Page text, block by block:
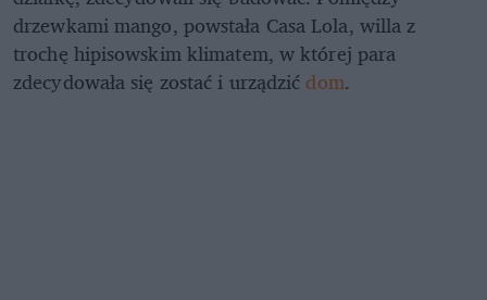
drzewkami mango, powstała Casa Lola, willa z
trochę hipisowskim klimatem, w której para
zdecydowała się zostać i urządzić dom.